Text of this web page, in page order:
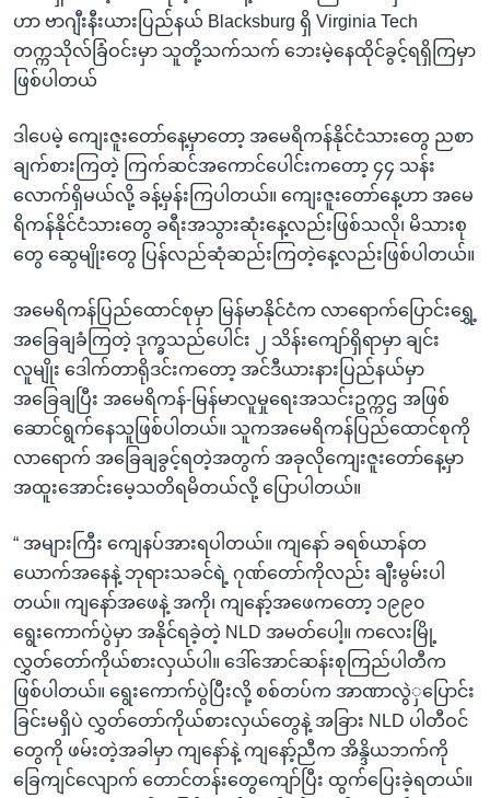
ဟာ ဗာဂျီးနီးယားပြည်နယ် Blacksburg ရှိ Virginia Tech
တက္ကသိုလ်ခြံဝင်းမှာ သူတို့သက်သက် ဘေးမဲ့နေထိုင်ခွင့်ရရှိကြမှာ
ဖြစ်ပါတယ်
ဒါပေမဲ့ ကျေးဇူးတော်နေ့မှာတော့ အမေရိကန်နိုင်ငံသားတွေ ညစာ
ချက်စားကြတဲ့ ကြက်ဆင်အကောင်ပေါင်းကတော့ ၄၄ သန်း
လောက်ရှိမယ်လို့ ခန့်မှန်းကြပါတယ်။ ကျေးဇူးတော်နေ့ဟာ အမေ
ရိကန်နိုင်ငံသားတွေ ခရီးအသွားဆုံးနေ့လည်းဖြစ်သလို၊ မိသားစု
တွေ ဆွေမျိုးတွေ ပြန်လည်ဆုံဆည်းကြတဲ့နေ့လည်းဖြစ်ပါတယ်။
အမေရိကန်ပြည်ထောင်စုမှာ မြန်မာနိုင်ငံက လာရောက်ပြောင်းရွှေ့
အခြေချခံကြတဲ့ ဒုက္ခသည်ပေါင်း ၂ သိန်းကျော်ရှိရာမှာ ချင်း
လူမျိုး ဒေါက်တာရိုဒင်းကတော့ အင်ဒီယားနားပြည်နယ်မှာ
အခြေချပြီး အမေရိကန်-မြန်မာလူမှုရေးအသင်းဥက္ကဌ အဖြစ်
ဆောင်ရွက်နေသူဖြစ်ပါတယ်။ သူကအမေရိကန်ပြည်ထောင်စုကို
လာရောက် အခြေချခွင့်ရတဲ့အတွက် အခုလိုကျေးဇူးတော်နေ့မှာ
အထူးအောင်းမေ့သတိရမိတယ်လို့ ပြောပါတယ်။
“ အများကြီး ကျေနပ်အားရပါတယ်။ ကျနော် ခရစ်ယာန်တ
ယောက်အနေနဲ့ ဘုရားသခင်ရဲ့ ဂုဏ်တော်ကိုလည်း ချီးမွမ်းပါ
တယ်။ ကျနော်အဖေနဲ့ အကို၊ ကျနော့်အဖေကတော့ ၁၉၉၀
ရွေးကောက်ပွဲမှာ အနိုင်ရခဲ့တဲ့ NLD အမတ်ပေါ့။ ကလေးမြို့
လွှတ်တော်ကိုယ်စားလှယ်ပါ။ ဒေါ်အောင်ဆန်းစုကြည်ပါတီက
ဖြစ်ပါတယ်။ ရွေးကောက်ပွဲပြီးလို့ စစ်တပ်က အာဏာလွဲှပြောင်း
ခြင်းမရှိပဲ လွှတ်တော်ကိုယ်စားလှယ်တွေနဲ့ အခြား NLD ပါတီဝင်
တွေကို ဖမ်းတဲ့အခါမှာ ကျနော်နဲ့ ကျနော့်ညီက အိန္ဒိယဘက်ကို
ခြေကျင်လျောက် တောင်တန်းတွေကျော်ပြီး ထွက်ပြေးခဲ့ရတယ်။